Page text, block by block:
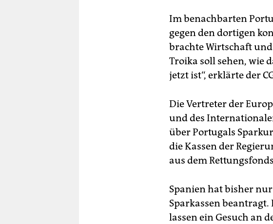
Im benachbarten
gegen den dortigen
brachte Wirtschaft
Troika soll sehen, wie
jetzt ist“, erklärte der
Die Vertreter der
und des
über Portugals
die Kassen der
aus dem
Spanien hat bisher
Sparkassen
lassen ein Gesuch an